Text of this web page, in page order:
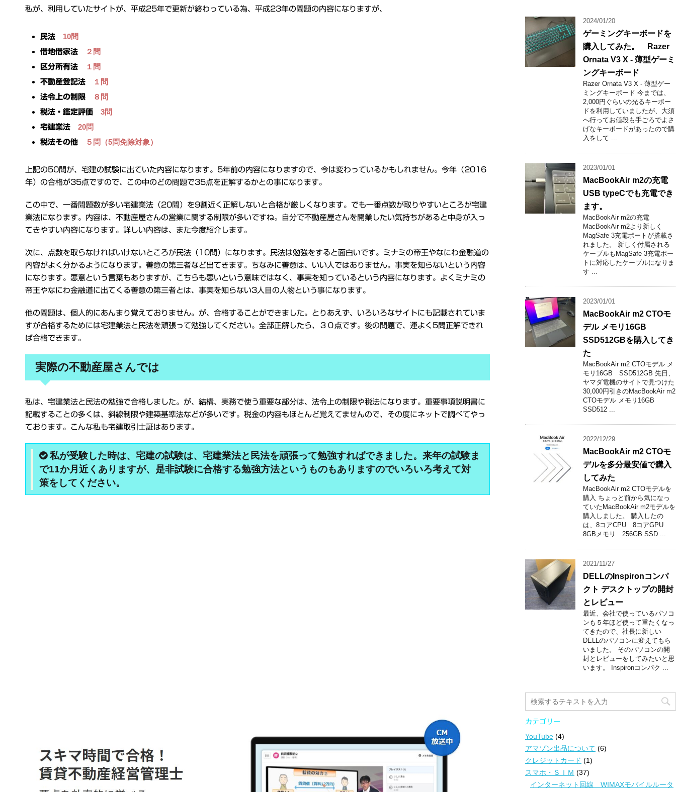
私が、利用していたサイトが、平成25年で更新が終わっている為、平成23年の問題の内容になりますが、
民法 10問
借地借家法 ２問
区分所有法 １問
不動産登記法 １問
法令上の制限 ８問
税法・鑑定評価 3問
宅建業法 20問
税法その他 ５問（5問免除対象）
上記の50問が、宅建の試験に出ていた内容になります。5年前の内容になりますので、今は変わっているかもしれません。今年（2016
年）の合格が35点ですので、この中のどの問題で35点を正解するかとの事になります。
この中で、一番問題数が多い宅建業法（20問）を9割近く正解しないと合格が厳しくなります。でも一番点数が取りやすいところが宅建
業法になります。内容は、不動産屋さんの営業に関する制限が多いですね。自分で不動産屋さんを開業したい気持ちがあると中身が入っ
てきやすい内容になります。詳しい内容は、また今度紹介します。
次に、点数を取らなければいけないところが民法（10問）になります。民法は勉強をすると面白いです。ミナミの帝王やなにわ金融道の
内容がよく分かるようになります。善意の第三者など出てきます。ちなみに善意は、いい人ではありません。事実を知らないという内容
になります。悪意という言葉もありますが、こちらも悪いという意味ではなく、事実を知っているという内容になります。よくミナミの
帝王やなにわ金融道に出てくる善意の第三者とは、事実を知らない3人目の人物という事になります。
他の問題は、個人的にあんまり覚えておりません。が、合格することができました。とりあえず、いろいろなサイトにも記載されていま
すが合格するためには宅建業法と民法を頑張って勉強してください。全部正解したら、３０点です。後の問題で、運よく5問正解できれ
ば合格できます。
実際の不動産屋さんでは
私は、宅建業法と民法の勉強で合格しました。が、結構、実務で使う重要な部分は、法令上の制限や税法になります。重要事項説明書に
記載することの多くは、斜線制限や建築基準法などが多いです。税金の内容もほとんど覚えてませんので、その度にネットで調べてやっ
ております。こんな私も宅建取引士証はあります。
私が受験した時は、宅建の試験は、宅建業法と民法を頑張って勉強すればできました。来年の試験ま
で11か月近くありますが、是非試験に合格する勉強方法というものもありますのでいろいろ考えて対
策をしてください。
2024/01/20
ゲーミングキーボードを
購入してみた。 Razer
Ornata V3 X - 薄型ゲーミ
ングキーボード
Razer Ornata V3 X - 薄型ゲー
ミングキーボード 今までは、
2,000円ぐらいの光るキーボー
ドを利用していましたが、大須
へ行ってお値段も手ごろでよさ
げなキーボードがあったので購
入をして ...
2023/01/01
MacBookAir m2の充電
USB typeCでも充電でき
ます。
MacBookAir m2の充電
MacBookAir m2より新しく
MagSafe 3充電ポートが搭載さ
れました。 新しく付属される
ケーブルもMagSafe 3充電ポー
トに対応したケーブルになりま
す ...
2023/01/01
MacBookAir m2 CTOモ
デル メモリ16GB
SSD512GBを購入してき
た
MacBookAir m2 CTOモデル メ
モリ16GB SSD512GB 先日、
ヤマダ電機のサイトで見つけた
30,000円引きのMacBookAir m2
CTOモデル メモリ16GB
SSD512 ...
2022/12/29
MacBookAir m2 CTOモ
デルを多分最安値で購入
してみた
MacBookAir m2 CTOモデルを
購入 ちょっと前から気になっ
ていたMacBookAir m2モデルを
購入しました。 購入したの
は、8コアCPU 8コアGPU
8GBメモリ 256GB SSD ...
2021/11/27
DELLのInspironコンパ
クト デスクトップの開封
とレビュー
最近、会社で使っているパソコ
ンも５年ほど使って重たくなっ
てきたので、社長に新しい
DELLのパソコンに変えてもら
いました。 そのパソコンの開
封とレビューをしてみたいと思
います。 Inspironコンパク ...
カテゴリー
YouTube (4)
アマゾン出品について (6)
クレジットカード (1)
スマホ・ＳＩＭ (37)
インターネット回線 WIMAXモバイルルータ